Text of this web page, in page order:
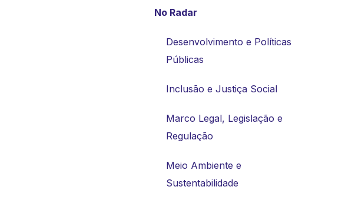
No Radar
Desenvolvimento e Políticas
Públicas
Inclusão e Justiça Social
Marco Legal, Legislação e
Regulação
Meio Ambiente e
Sustentabilidade